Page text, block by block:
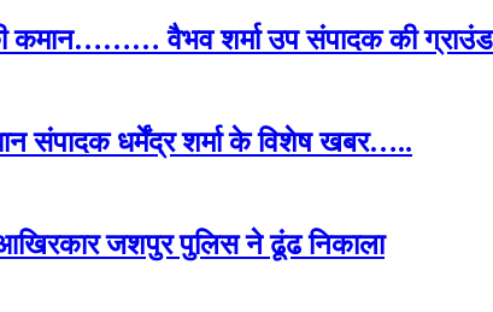
कमान……… वैभव शर्मा उप संपादक की ग्राउंड
संपादक धर्मेंद्र शर्मा के विशेष खबर…..
जशपुर पुलिस ने ढूंढ निकाला